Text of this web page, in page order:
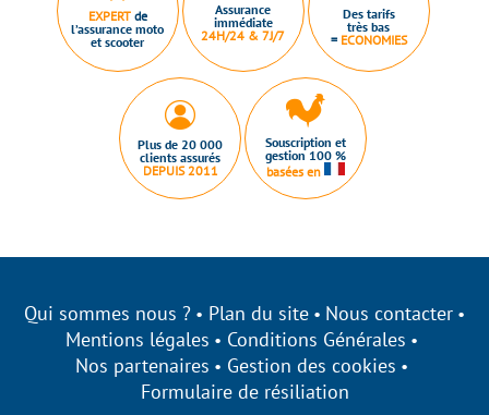
EXPERTde
l’assurance moto
et scooter
Assurance
immédiate
24H/24 & 7J/7
Des tarifs
très bas
= ECONOMIES
Plus de 20 000
clients assurés
DEPUIS 2011
Souscription et
gestion 100 %
basées en
Qui sommes nous ? Plan du site
Nous contacter
Mentions légales
Conditions Générales
Nos partenaires
Gestion des cookies
Formulaire de résiliation